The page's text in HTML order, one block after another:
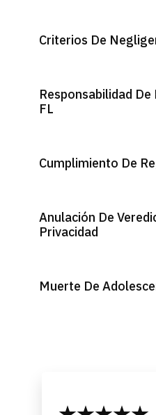
Criterios De
Responsabilidad
FL
Cumplimiento De
Anulación De
Privacidad
Muerte De